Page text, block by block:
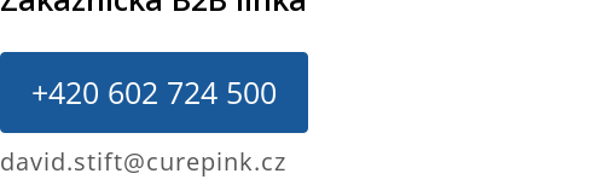
+420 602 724 500
david.stift@curepink.cz